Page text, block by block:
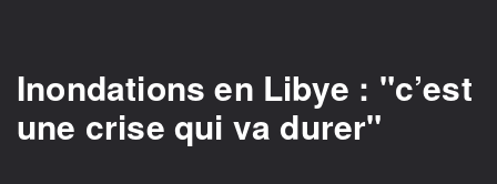
Inondations en Libye : "c’est
une crise qui va durer"